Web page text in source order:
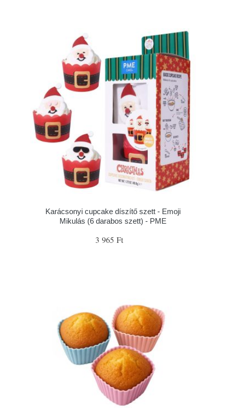
Karácsonyi cupcake díszítő szett - Emoji
Mikulás (6 darabos szett) - PME
3 965 Ft